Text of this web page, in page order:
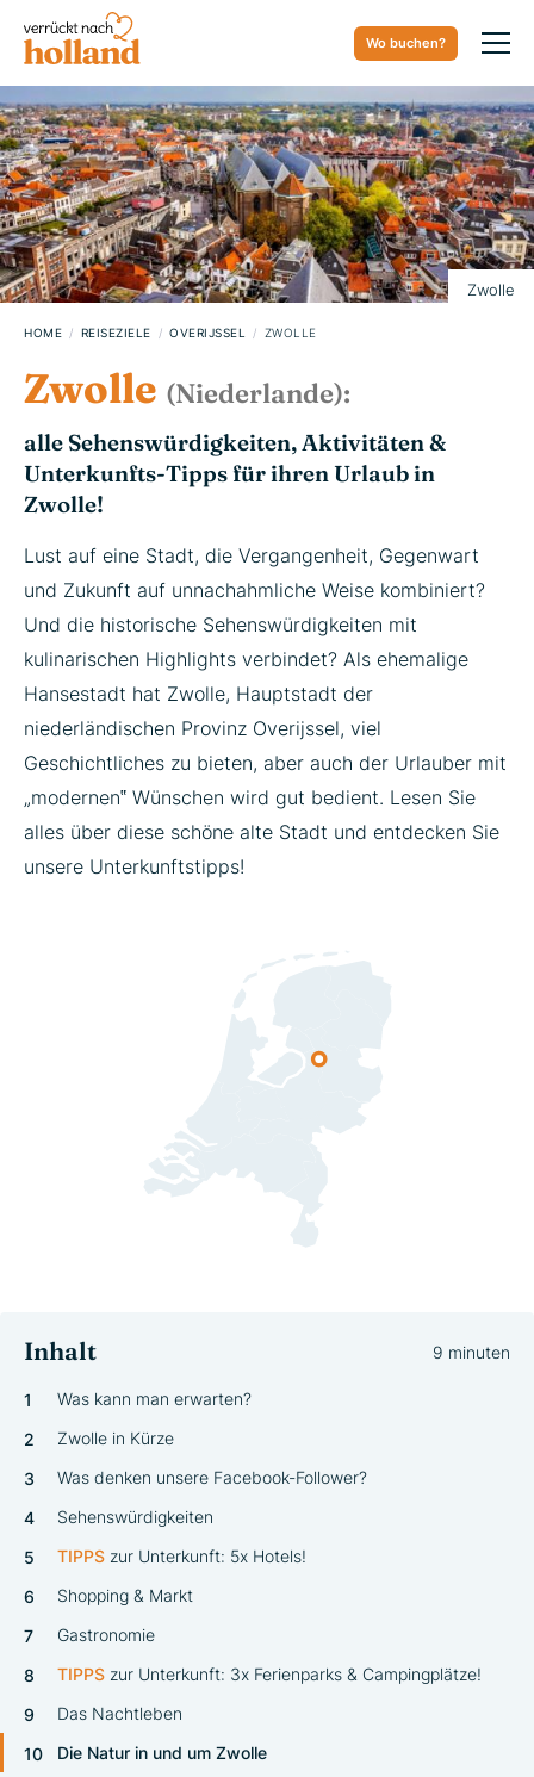
Wo buchen?
Zwolle
HOME REISEZIELE OVERIJSSEL ZWOLLE
Zwolle (Niederlande):
alle Sehenswürdigkeiten, Aktivitäten &
Unterkunfts-Tipps für ihren Urlaub in
Zwolle!
Lust auf eine Stadt, die Vergangenheit, Gegenwart
und Zukunft auf unnachahmliche Weise kombiniert?
Und die historische Sehenswürdigkeiten mit
kulinarischen Highlights verbindet? Als ehemalige
Hansestadt hat Zwolle, Hauptstadt der
niederländischen Provinz Overijssel, viel
Geschichtliches zu bieten, aber auch der Urlauber mit
„modernen‟ Wünschen wird gut bedient. Lesen Sie
alles über diese schöne alte Stadt und entdecken Sie
unsere Unterkunftstipps!
9 minuten
09. SEPTEMBER 2023
Inhalt
Was kann man erwarten?
Zwolle in Kürze
Was denken unsere Facebook-Follower?
Sehenswürdigkeiten
TIPPS zur Unterkunft: 5x Hotels!
Shopping & Markt
Gastronomie
TIPPS zur Unterkunft: 3x Ferienparks & Campingplätze!
Das Nachtleben
Die Natur in und um Zwolle